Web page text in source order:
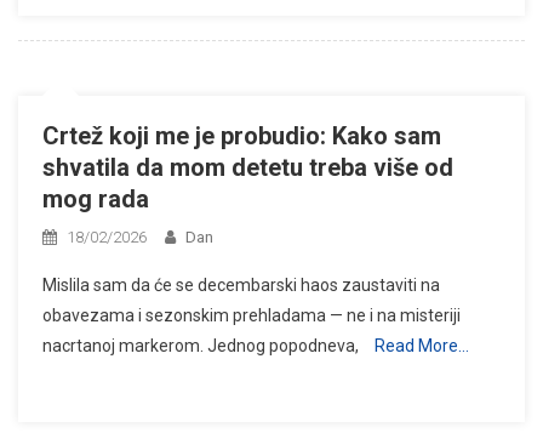
Crtež koji me je probudio: Kako sam
shvatila da mom detetu treba više od
mog rada
18/02/2026 Dan
Mislila sam da će se decembarski haos zaustaviti na
obavezama i sezonskim prehladama — ne i na misteriji
nacrtanoj markerom. Jednog popodneva,
Read More…